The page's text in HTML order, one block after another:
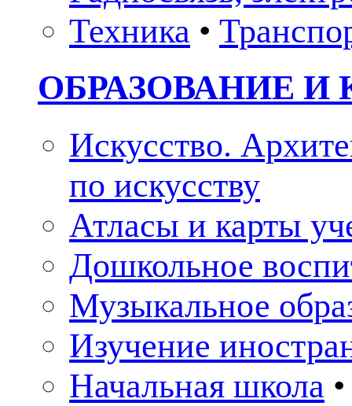
Техника •
ОБРАЗОВАНИЕ И
Искусство.
по искусству
Атласы и карты
Дошкольное
Музыкальное
Изучение
Начальная школа •